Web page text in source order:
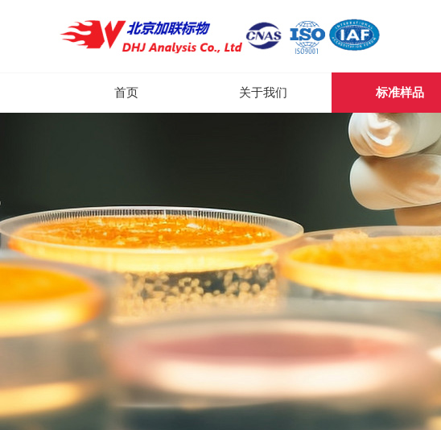
首页 关于我们 标准样品